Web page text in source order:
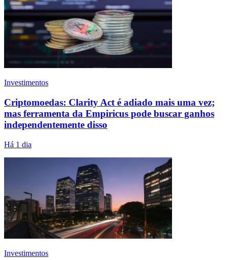
Investimentos
Criptomoedas: Clarity Act é adiado mais uma vez;
mas ferramenta da Empiricus pode buscar ganhos
independentemente disso
Há 1 dia
Investimentos